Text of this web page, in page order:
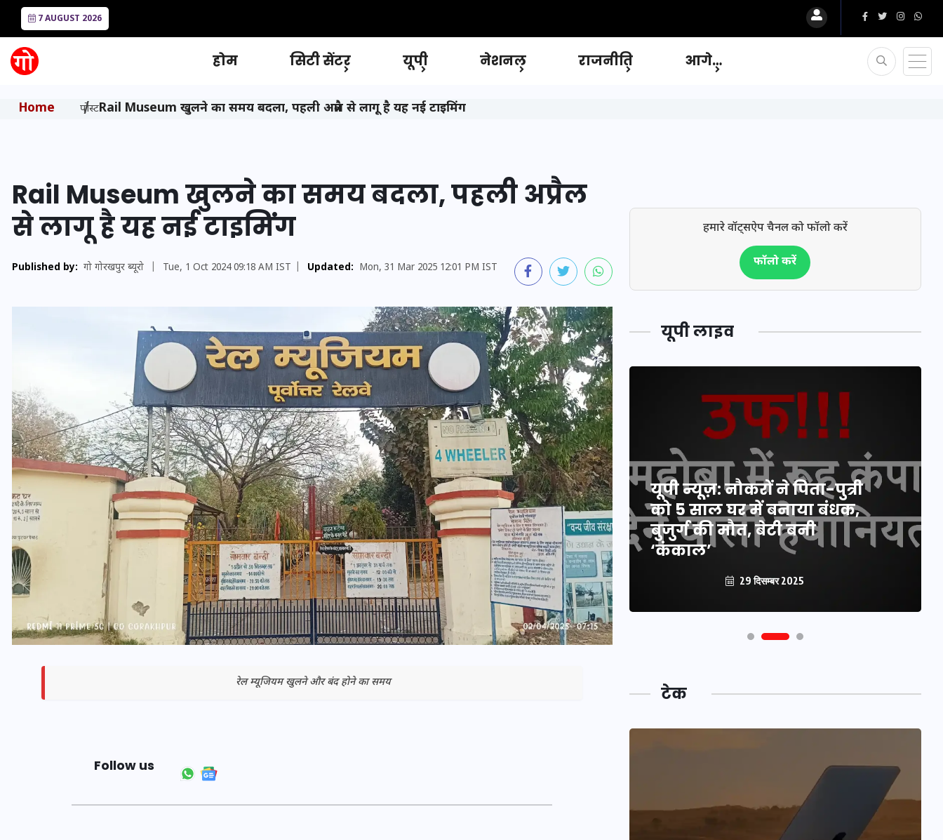
7 AUGUST 2026
होम सिटी सेंटर यूपी नेशनल राजनीति आगे…
Home पोस्टRail Museum खुलने का समय बदला, पहली अप्रैल से लागू है यह नई टाइमिंग
Rail Museum खुलने का समय बदला, पहली अप्रैल
से लागू है यह नई टाइमिंग
Published by: गो गोरखपुर ब्यूरो Tue, 1 Oct 2024 09:18 AM IST Updated: Mon, 31 Mar 2025 12:01 PM IST
रेल म्यूजियम खुलने और बंद होने का समय
Follow us
हमारे वॉट्सऐप चैनल को फॉलो करें
फॉलो करें
यूपी लाइव
यूपी लेखपाल भर्ती: ओबीसी को
मिली बड़ी राहत, 2158 पदों पर
बंपर वैकेंसी, जनरल कोटे में भारी
कटौती
29 दिसम्बर 2025
वोटर लिस्ट पुनरीक्षण कार्यक्रम में
हुआ बदलाव, देखें नई तारीखों की
पूरी लिस्ट
30 दिसम्बर 2025
यूपी न्यूज़: नौकरों ने पिता-पुत्री
को 5 साल घर में बनाया बंधक,
बुजुर्ग की मौत, बेटी बनी
‘कंकाल’
29 दिसम्बर 2025
टेक